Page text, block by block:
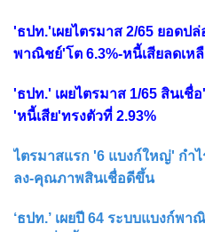
'ธปท.'เผยไตรมาส 2/65 ยอดป
พาณิชย์'โต 6.3%-หนี้เสียลดเหลื
'ธปท.' เผยไตรมาส 1/65 สินเชื่
'หนี้เสีย'ทรงตัวที่ 2.93%
ไตรมาสแรก '6 แบงก์ใหญ่' กำ
ลง-คุณภาพสินเชื่อดีขึ้น
‘ธปท.’ เผยปี 64 ระบบแบงก์พ